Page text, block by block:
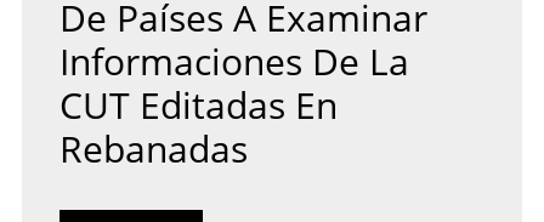
De Países A Examinar
Informaciones De La
CUT Editadas En
Rebanadas